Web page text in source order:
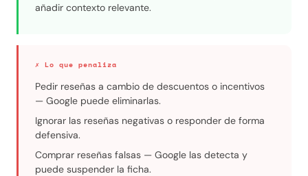
añadir contexto relevante.
✗ Lo que penaliza
Pedir reseñas a cambio de descuentos o incentivos
— Google puede eliminarlas.
Ignorar las reseñas negativas o responder de forma
defensiva.
Comprar reseñas falsas — Google las detecta y
puede suspender la ficha.